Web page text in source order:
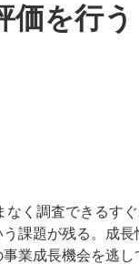
価を行う
なく調査できるす
課題が残る。成長
業成長機会を逃し